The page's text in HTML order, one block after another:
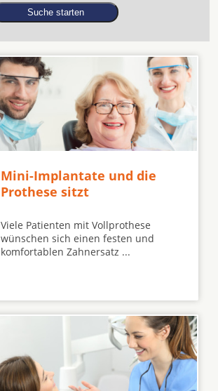
Mini-Implantate und die
Prothese sitzt
Viele Patienten mit Vollprothese
wünschen sich einen festen und
komfortablen Zahnersatz ...